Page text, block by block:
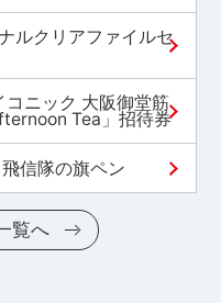
ルクリアファイルセ
ニック 大阪御堂筋
Tea」招待券
信隊の旗ペン
覧へ